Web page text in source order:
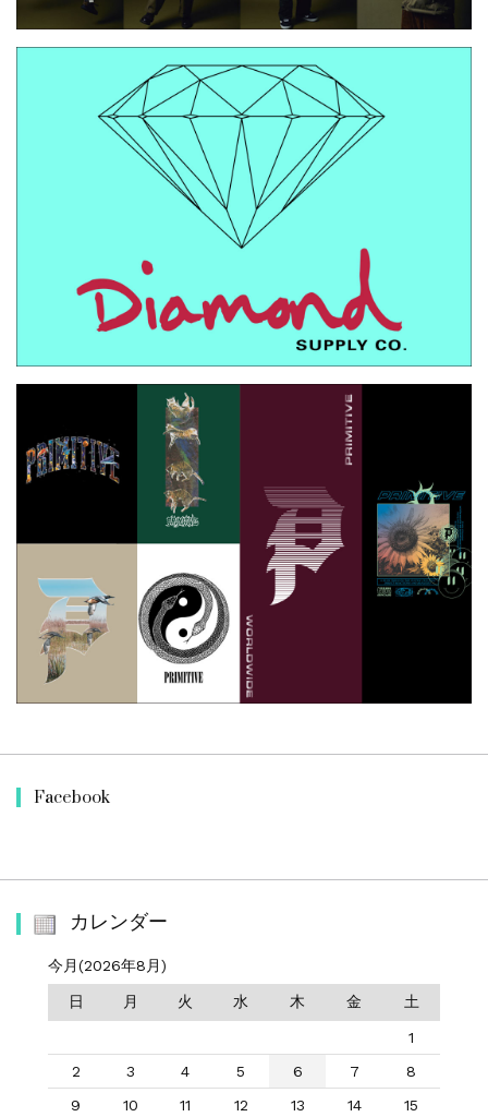
Facebook
カレンダー
今月(2026年8月)
日 月 火 水 木 金 土
1
2
3 4 5 6 7
8
9
10 11 12 13 14
15